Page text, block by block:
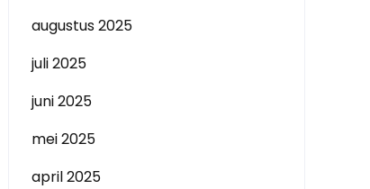
augustus 2025
juli 2025
juni 2025
mei 2025
april 2025